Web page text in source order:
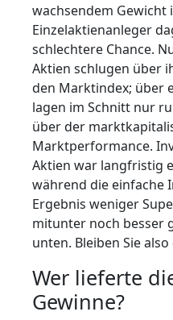
wachsendem
Einzelaktienanleger
schlechtere Chance.
Aktien schlugen über
den Marktindex; über
lagen im Schnitt nur
über der
Marktperformance.
Aktien war langfristig
während die einfache
Ergebnis weniger
mitunter noch besser
unten. Bleiben Sie
Wer lieferte
Gewinne?